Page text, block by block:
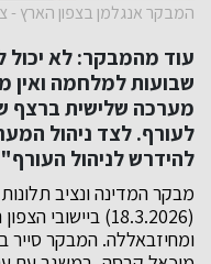
המבקר אנגלמן בצפון הארץ -
עוד מהמבקר: לא יכול
שבועות למלחמה ואין
מערכה שלישית ברצף
לעורף. לצד ניהול
להידרש לניהול העורף"
מבקר המדינה ונציב
(18.3.2026)
ומחיזבאללה. המבקר סייר